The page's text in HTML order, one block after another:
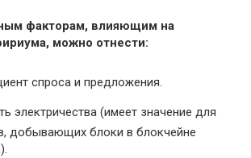
факторам, влияющим на
можно отнести:
спроса и предложения.
электричества (имеет значение для
добывающих блоки в блокчейне